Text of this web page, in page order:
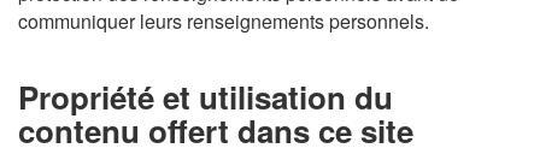
communiquer leurs renseignements personnels.
Propriété et utilisation du
contenu offert dans ce site